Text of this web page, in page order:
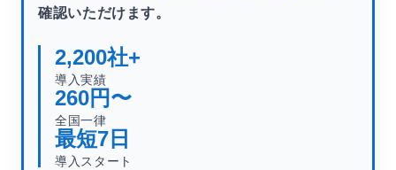
確認いただけます。
2,200社+
導入実績
260円〜
全国一律
最短7 日
導入スタート